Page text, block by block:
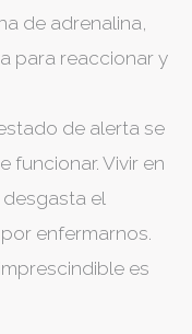
de adrenalina,
para reaccionar y
de alerta se
funcionar. Vivir en
el
enfermarnos.
es